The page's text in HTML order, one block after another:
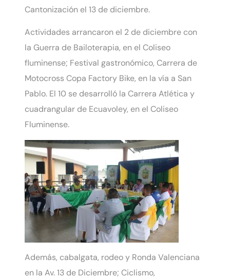
Cantonización el 13 de diciembre.
Actividades arrancaron el 2 de diciembre con
la Guerra de Bailoterapia, en el Coliseo
fluminense; Festival gastronómico, Carrera de
Motocross Copa Factory Bike, en la vía a San
Pablo. El 10 se desarrolló la Carrera Atlética y
cuadrangular de Ecuavoley, en el Coliseo
Fluminense.
Además, cabalgata, rodeo y Ronda Valenciana
en la Av. 13 de Diciembre; Ciclismo,